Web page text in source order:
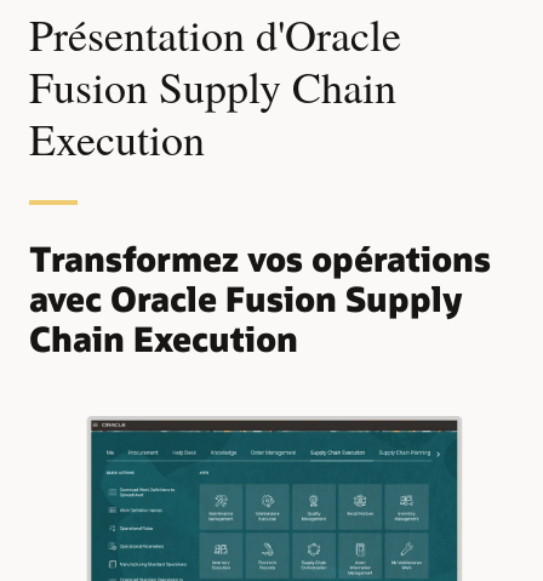
Présentation d'Oracle
Fusion Supply Chain
Execution
Transformez vos opérations
avec Oracle Fusion Supply
Chain Execution